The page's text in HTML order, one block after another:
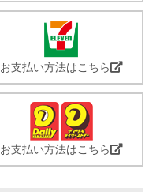
お支払い方法はこちら
お支払い方法はこちら